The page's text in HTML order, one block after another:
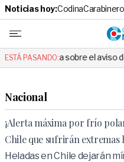
Noticias hoy:Codina
ESTÁ PASANDO:
el aviso de las 6:00 AM
Nacional
¡Alerta máxima por frío
Chile que sufrirán extremas
Heladas en Chile dejarán